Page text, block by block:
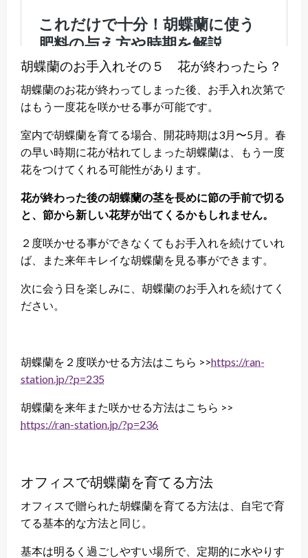
胡蝶蘭のお手入れその５ 花が終わったら？
胡蝶蘭のお花が終わってしまった後、お手入れ次第で
はもう一度花を咲かせる事が可能です。
室内で胡蝶蘭を育てる場合、開花時期は3月〜5月。春
の早い時期に花が枯れてしまった胡蝶蘭は、もう一度
花をつけてくれる可能性があります。
花が終わった後の胡蝶蘭の茎を長めに節の手前で切る
と、節から新しい花芽が出てくるかもしれません。
２度咲かせる事ができなくてもお手入れを続けていれ
ば、また来年キレイな胡蝶蘭を見る事ができます。
次に会う日を楽しみに、胡蝶蘭のお手入れを続けてく
ださい。
胡蝶蘭を２度咲かせる方法はこちら >>https://ran-
station.jp/?p=235
胡蝶蘭を来年また咲かせる方法はこちら >>
https://ran-station.jp/?p=236
オフィスで胡蝶蘭を育てる方法
オフィスで贈られた胡蝶蘭を育てる方法は、自宅で育
てる基本的な方法と同じ。
基本は明るく過ごしやすい場所で、定期的に水やりす